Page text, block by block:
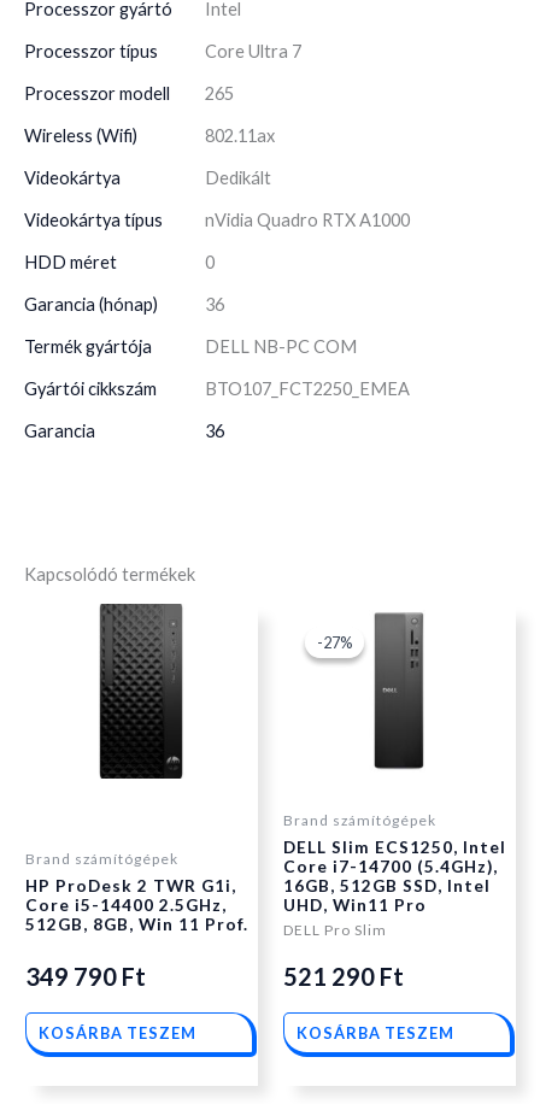
Processzor gyártó Intel
Processzor típus Core Ultra 7
Processzor modell 265
Wireless (Wifi) 802.11ax
Videokártya Dedikált
Videokártya típus nVidia Quadro RTX A1000
HDD méret 0
Garancia (hónap) 36
Termék gyártója DELL NB-PC COM
Gyártói cikkszám BTO107_FCT2250_EMEA
Garancia 36
Kapcsolódó termékek
Brand számítógépek
HP ProDesk 2 TWR G1i,
Core i5-14400 2.5GHz,
512GB, 8GB, Win 11 Prof.
349 790 Ft
KOSÁRBA TESZEM
-27%
-27%
Brand számítógépek
DELL Slim ECS1250, Intel
Core i7-14700 (5.4GHz),
16GB, 512GB SSD, Intel
UHD, Win11 Pro
DELL Pro Slim
Original
521
290 Ft.
521 290 Ft
Current
521
KOSÁRBA TESZEM